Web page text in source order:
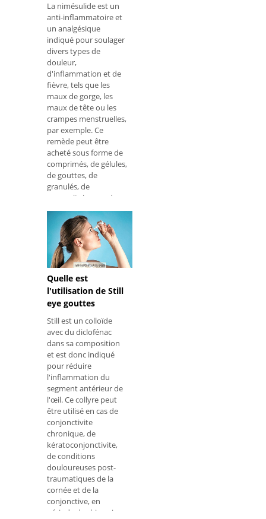
La nimésulide est un
anti-inflammatoire et
un analgésique
indiqué pour soulager
divers types de
douleur,
d'inflammation et de
fièvre, tels que les
maux de gorge, les
maux de tête ou les
crampes menstruelles,
par exemple. Ce
remède peut être
acheté sous forme de
comprimés, de gélules,
de gouttes, de
granulés, de
suppositoires ou de
pommade, et ne peut
être utilisé que par les
personnes de plus de
12 ans. Le médicame
Quelle est
l'utilisation de Still
eye gouttes
Still est un colloïde
avec du diclofénac
dans sa composition
et est donc indiqué
pour réduire
l'inflammation du
segment antérieur de
l'œil. Ce collyre peut
être utilisé en cas de
conjonctivite
chronique, de
kératoconjonctivite,
de conditions
douloureuses post-
traumatiques de la
cornée et de la
conjonctive, en
période de chirurgie